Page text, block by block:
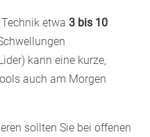
etwa 3 bis 10
kann eine kurze,
auch am Morgen
sollten Sie bei offenen